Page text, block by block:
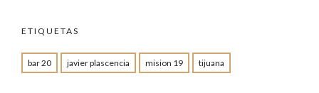
ETIQUETAS
bar 20 javier plascencia mision 19 tijuana